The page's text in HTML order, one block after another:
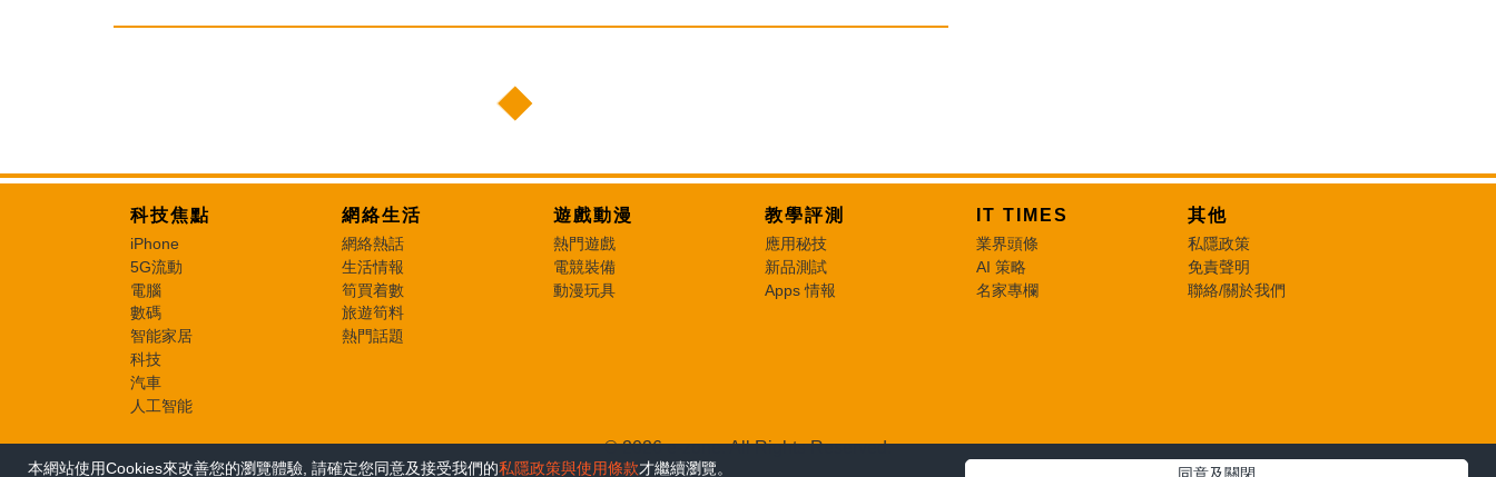
科技焦點
iPhone
5G流動
電腦
數碼
智能家居
科技
汽車
人工智能
網絡生活
網絡熱話
生活情報
筍買着數
旅遊筍料
熱門話題
遊戲動漫
熱門遊戲
電競裝備
動漫玩具
教學評測
應用秘技
新品測試
Apps 情報
IT TIMES
業界頭條
AI 策略
名家專欄
其他
私隱政策
免責聲明
聯絡/關於我們
© 2026 e-zone. All Rights Reserved.
本網站使用Cookies來改善您的瀏覽體驗, 請確定您同意及接受我們的私隱政策與使用條款才繼續瀏覽。